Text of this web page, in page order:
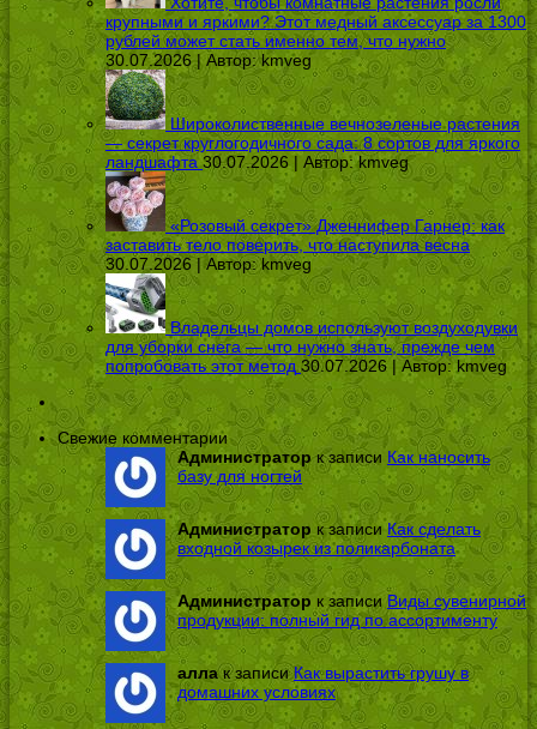
крупными и яркими? Этот медный аксессуар за 1300
рублей может стать именно тем, что нужно
30.07.2026 | Автор:kmveg
Широколиственные вечнозеленые растения
— секрет круглогодичного сада: 8 сортов для яркого
ландшафта 30.07.2026 | Автор:kmveg
«Розовый секрет» Дженнифер Гарнер: как
заставить тело поверить, что наступила весна
30.07.2026 | Автор:kmveg
Владельцы домов используют воздуходувки
для уборки снега — что нужно знать, прежде чем
попробовать этот метод 30.07.2026 | Автор:kmveg
Свежие комментарии
Администраторк записи Как наносить
базу для ногтей
Администратор к записиКак сделать
входной козырек из поликарбоната
Администратор к записи Виды сувенирной
продукции: полный гид по ассортименту
аллак записиКак вырастить грушу в
домашних условиях